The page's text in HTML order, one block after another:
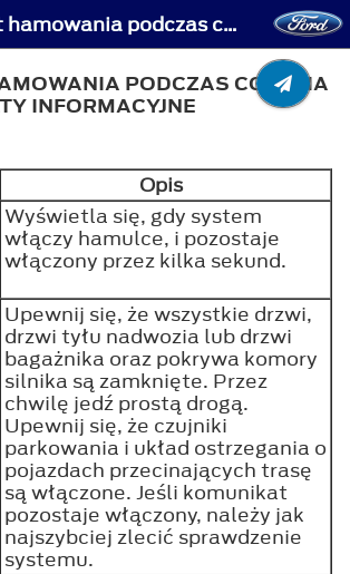
Asystent hamowania podczas cofania – usuwanie usterek - Asystent hamowania podczas cofania – komunikaty informacyjne
PODCZAS COFANIA
INFORMACYJNE
Opis
Wyświetla się, gdy system
włączy hamulce, i pozostaje
włączony przez kilka sekund.
Upewnij się, że wszystkie drzwi,
drzwi tyłu nadwozia lub drzwi
bagażnika oraz pokrywa komory
silnika są zamknięte. Przez
chwilę jedź prostą drogą.
Upewnij się, że czujniki
parkowania i układ ostrzegania o
pojazdach przecinających trasę
są włączone. Jeśli komunikat
pozostaje włączony, należy jak
najszybciej zlecić sprawdzenie
systemu.